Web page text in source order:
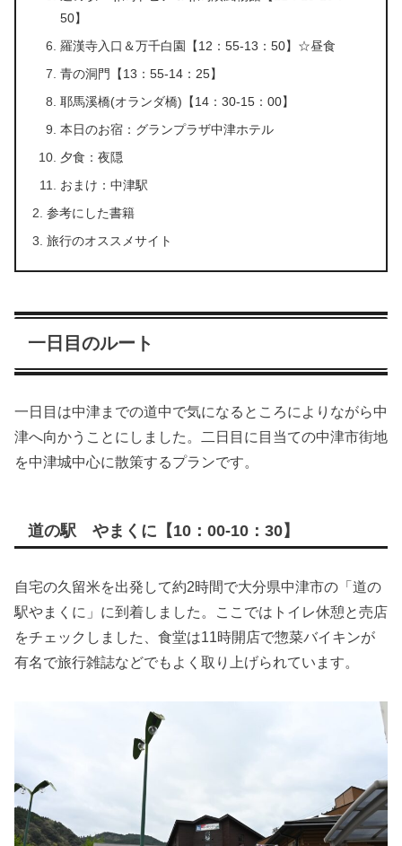
50】
羅漢寺入口＆万千白園【12：55-13：50】☆昼食
青の洞門【13：55-14：25】
耶馬溪橋(オランダ橋)【14：30-15：00】
本日のお宿：グランプラザ中津ホテル
夕食：夜隠
おまけ：中津駅
参考にした書籍
旅行のオススメサイト
一日目のルート
一日目は中津までの道中で気になるところによりながら中
津へ向かうことにしました。二日目に目当ての中津市街地
を中津城中心に散策するプランです。
道の駅 やまくに【10：00-10：30】
自宅の久留米を出発して約2時間で大分県中津市の「道の
駅やまくに」に到着しました。ここではトイレ休憩と売店
をチェックしました、食堂は11時開店で惣菜バイキンが
有名で旅行雑誌などでもよく取り上げられています。